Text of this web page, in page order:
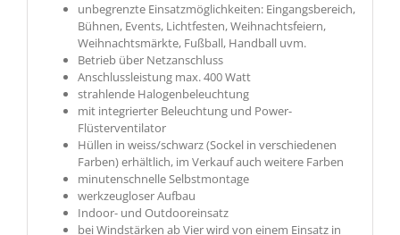
unbegrenzte Einsatzmöglichkeiten: Eingangsbereich,
Bühnen, Events, Lichtfesten, Weihnachtsfeiern,
Weihnachtsmärkte, Fußball, Handball uvm.
Betrieb über Netzanschluss
Anschlussleistung max. 400 Watt
strahlende Halogenbeleuchtung
mit integrierter Beleuchtung und Power-
Flüsterventilator
Hüllen in weiss/schwarz (Sockel in verschiedenen
Farben) erhältlich, im Verkauf auch weitere Farben
minutenschnelle Selbstmontage
werkzeugloser Aufbau
Indoor- und Outdooreinsatz
bei Windstärken ab Vier wird von einem Einsatz in